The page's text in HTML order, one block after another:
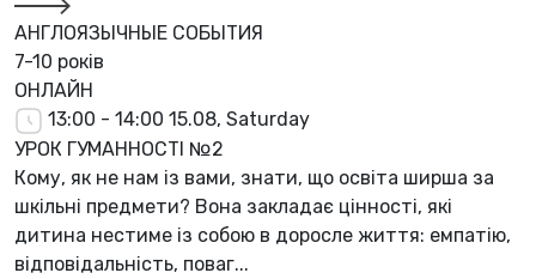
АНГЛОЯЗЫЧНЫЕ СОБЫТИЯ
7-10 років
ОНЛАЙН
13:00 - 14:00 15.08, Saturday
УРОК ГУМАННОСТІ №2
Кому, як не нам із вами, знати, що освіта ширша за
шкільні предмети? Вона закладає цінності, які
дитина нестиме із собою в доросле життя: емпатію,
відповідальність, поваг...